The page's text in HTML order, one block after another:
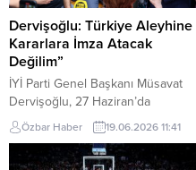
emanetiniz emin ellerdedir.
İstanbul’u, geçmişten gelen
değerlerini koruyup yeni
yatırımlarla güçlendirerek daha
güzel...
Dervişoğlu: Türkiye Aleyhine
Kararlara İmza Atacak
Değilim”
İYİ Parti Genel Başkanı Müsavat
Dervişoğlu, 27 Haziran’da
Tandoğan Mitingi öncesinde
Tunalı Hilmi Caddesi üzerinde
esnaf ve vatandaşlarla bir araya
Özbar Haber 19.06.2026 11:41